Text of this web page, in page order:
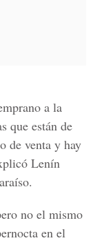
a la
que están de
de venta y hay
Lenín
no el mismo
en el